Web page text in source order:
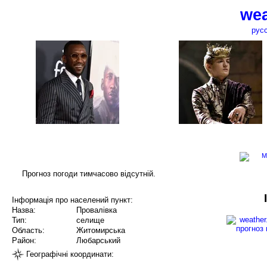
Прогноз погоди тимчасово відсутній.
Інформація про населений пункт:
Назва:
Провалівка
Тип:
селище
Область:
Житомирська
Район:
Любарський
Географічні координати: